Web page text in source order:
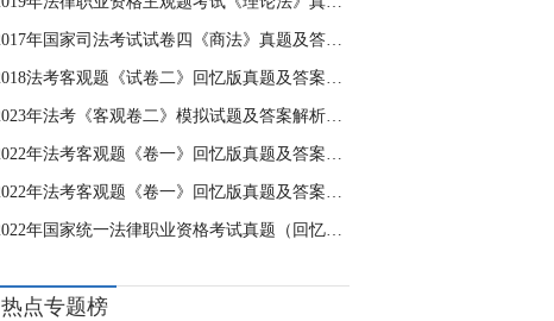
2017年国家司法考试试卷四《商法》真题及答案解析（主观卷）
2018法考客观题《试卷二》回忆版真题及答案（1）
2023年法考《客观卷二》模拟试题及答案解析（10月17日）
2022年法考客观题《卷一》回忆版真题及答案解析（9.17）①
2022年法考客观题《卷一》回忆版真题及答案解析（9.17）②
2022年国家统一法律职业资格考试真题（回忆版）
热点专题榜